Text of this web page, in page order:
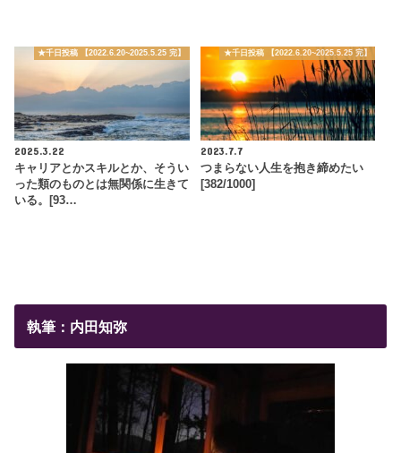
★千日投稿 【2022.6.20~2025.5.25 完】
2025.3.22
キャリアとかスキルとか、そうい
った類のものとは無関係に生きて
いる。[93…
★千日投稿 【2022.6.20~2025.5.25 完】
2023.7.7
つまらない人生を抱き締めたい
[382/1000]
執筆：内田知弥